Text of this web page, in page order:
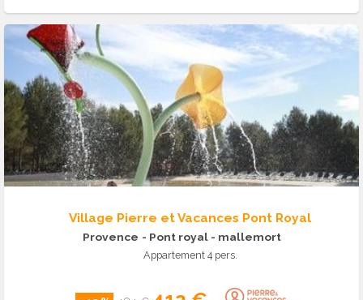
Village Pierre et Vacances Pont Royal
Provence - Pont royal - mallemort
Appartement 4 pers.